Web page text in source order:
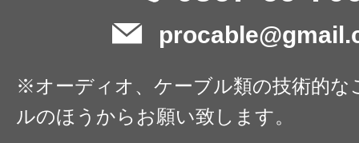
※オーディオ、ケーブル類の技術的な
ルのほうからお願い致します。